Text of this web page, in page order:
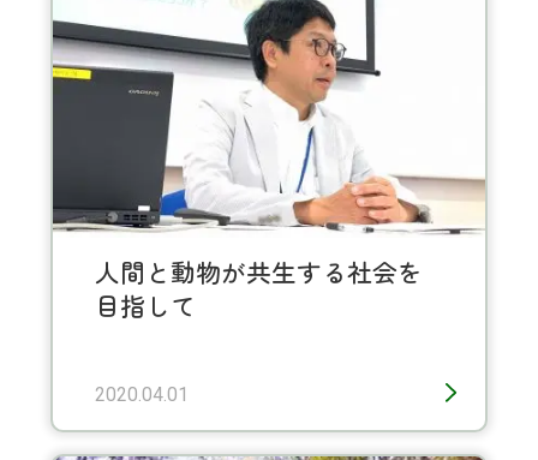
人間と動物が共生する社会を
目指して
2020.04.01